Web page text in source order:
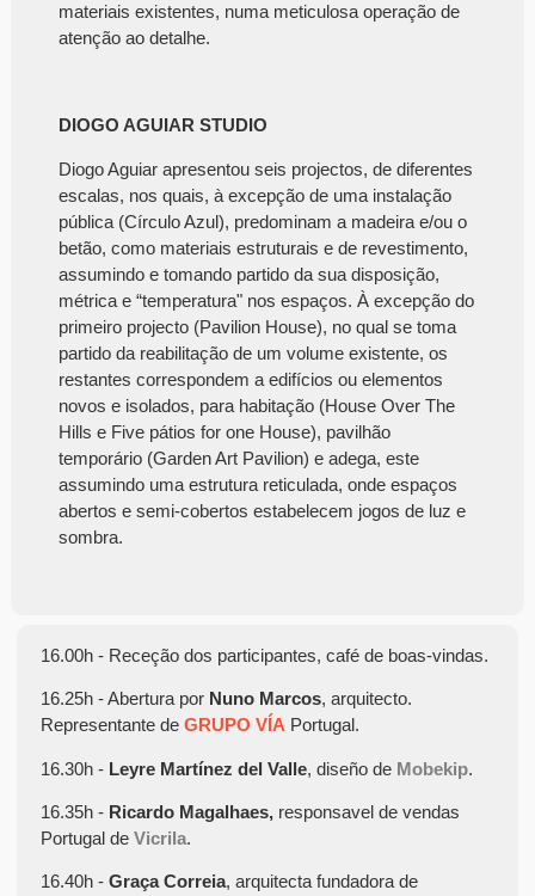
materiais existentes, numa meticulosa operação de
atenção ao detalhe.
DIOGO AGUIAR STUDIO
Diogo Aguiar apresentou seis projectos, de diferentes
escalas, nos quais, à excepção de uma instalação
pública (Círculo Azul), predominam a madeira e/ou o
betão, como materiais estruturais e de revestimento,
assumindo e tomando partido da sua disposição,
métrica e “temperatura" nos espaços. À excepção do
primeiro projecto (Pavilion House), no qual se toma
partido da reabilitação de um volume existente, os
restantes correspondem a edifícios ou elementos
novos e isolados, para habitação (House Over The
Hills e Five pátios for one House), pavilhão
temporário (Garden Art Pavilion) e adega, este
assumindo uma estrutura reticulada, onde espaços
abertos e semi-cobertos estabelecem jogos de luz e
sombra.
16.00h - Receção dos participantes, café de boas-vindas.
16.25h - Abertura por Nuno Marcos, arquitecto.
Representante de GRUPO VÍA Portugal.
16.30h - Leyre Martínez del Valle, diseño de Mobekip.
16.35h - Ricardo Magalhaes, responsavel de vendas
Portugal de Vicrila.
16.40h - Graça Correia, arquitecta fundadora de